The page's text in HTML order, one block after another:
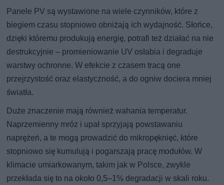
Panele PV są wystawione na wiele czynników, które z
biegiem czasu stopniowo obniżają ich wydajność. Słońce,
dzięki któremu produkują energię, potrafi też działać na nie
destrukcyjnie – promieniowanie UV osłabia i degraduje
warstwy ochronne. W efekcie z czasem tracą one
przejrzystość oraz elastyczność, a do ogniw dociera mniej
światła.
Duże znaczenie mają również wahania temperatur.
Naprzemienny mróz i upał sprzyjają powstawaniu
naprężeń, a te mogą prowadzić do mikropęknięć, które
stopniowo się kumulują i pogarszają pracę modułów. W
klimacie umiarkowanym, takim jak w Polsce, zwykle
przekłada się to na około 0,5–1% degradacji w skali roku.